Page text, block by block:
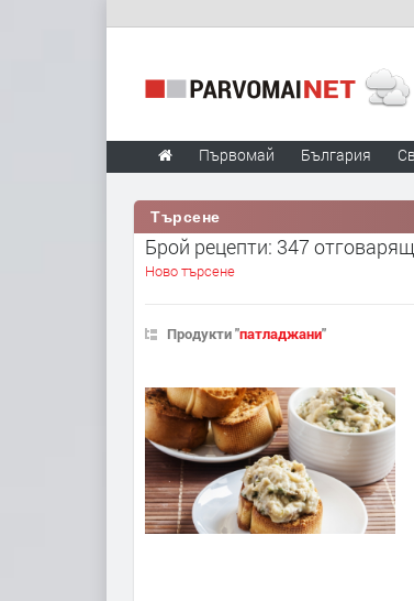
Първомай България
Търсене
Брой рецепти: 347
Ново търсене
Продукти "патладжани"